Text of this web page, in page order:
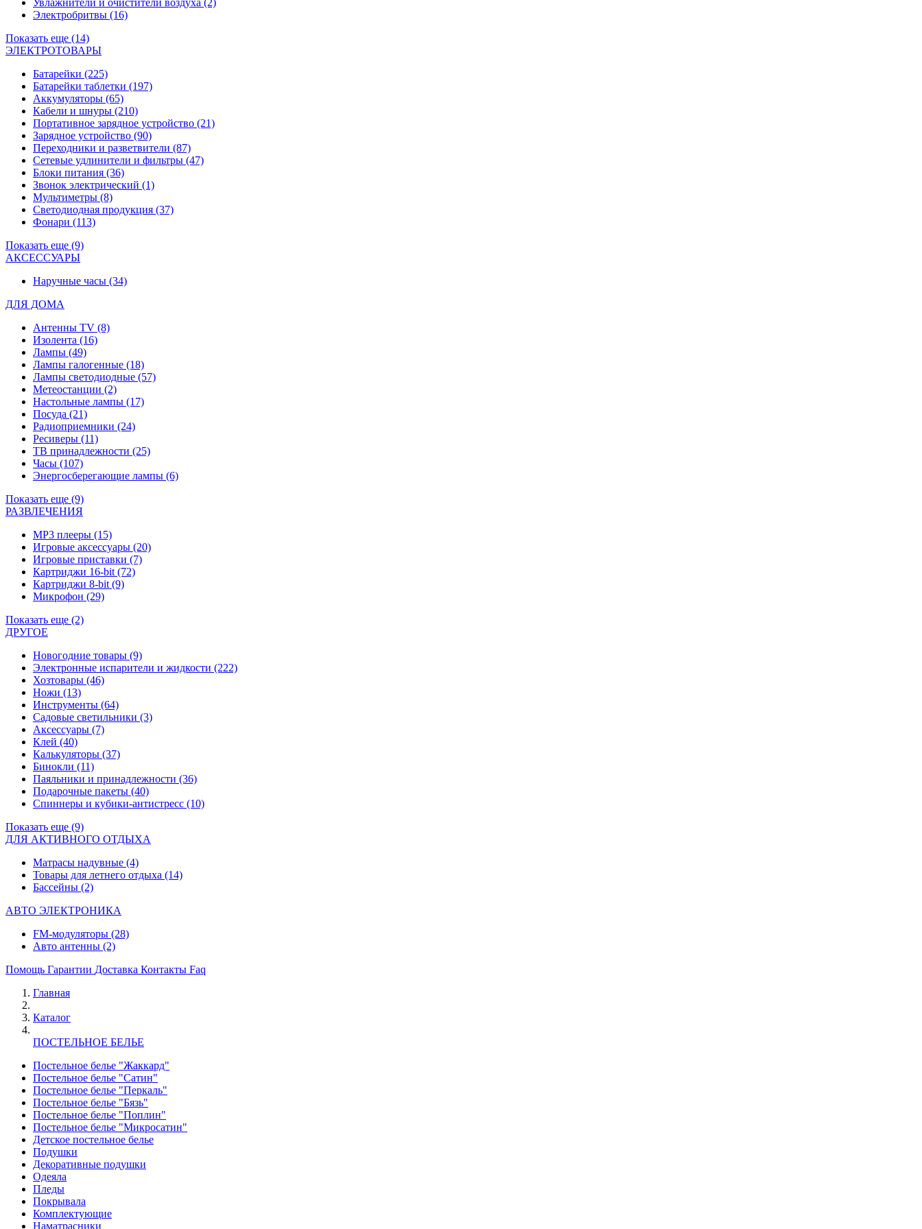
Увлажнители и очистители воздуха (2)
Электробритвы (16)
Показать еще (14)
ЭЛЕКТРОТОВАРЫ
Батарейки (225)
Батарейки таблетки (197)
Аккумуляторы (65)
Кабели и шнуры (210)
Портативное зарядное устройство (21)
Зарядное устройство (90)
Переходники и разветвители (87)
Сетевые удлинители и фильтры (47)
Блоки питания (36)
Звонок электрический (1)
Мультиметры (8)
Светодиодная продукция (37)
Фонари (113)
Показать еще (9)
АКСЕССУАРЫ
Наручные часы (34)
ДЛЯ ДОМА
Антенны TV (8)
Изолента (16)
Лампы (49)
Лампы галогенные (18)
Лампы светодиодные (57)
Метеостанции (2)
Настольные лампы (17)
Посуда (21)
Радиоприемники (24)
Ресиверы (11)
ТВ принадлежности (25)
Часы (107)
Энергосберегающие лампы (6)
Показать еще (9)
РАЗВЛЕЧЕНИЯ
MP3 плееры (15)
Игровые аксессуары (20)
Игровые приставки (7)
Картриджи 16-bit (72)
Картриджи 8-bit (9)
Микрофон (29)
Показать еще (2)
ДРУГОЕ
Новогодние товары (9)
Электронные испарители и жидкости (222)
Хозтовары (46)
Ножи (13)
Инструменты (64)
Садовые светильники (3)
Аксессуары (7)
Клей (40)
Калькуляторы (37)
Бинокли (11)
Паяльники и принадлежности (36)
Подарочные пакеты (40)
Спиннеры и кубики-антистресс (10)
Показать еще (9)
ДЛЯ АКТИВНОГО ОТДЫХА
Матрасы надувные (4)
Товары для летнего отдыха (14)
Бассейны (2)
АВТО ЭЛЕКТРОНИКА
FM-модуляторы (28)
Авто антенны (2)
Помощь Гарантии Доставка Контакты Faq
Главная
Каталог
ПОСТЕЛЬНОЕ БЕЛЬЕ
Постельное белье "Жаккард"
Постельное белье "Сатин"
Постельное белье "Перкаль"
Постельное белье "Бязь"
Постельное белье "Поплин"
Постельное белье "Микросатин"
Детское постельное белье
Подушки
Декоративные подушки
Одеяла
Пледы
Покрывала
Комплектующие
Наматрасники